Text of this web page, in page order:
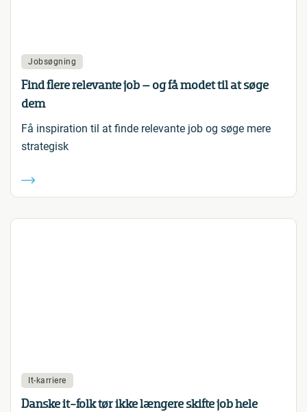
Jobsøgning
Find flere relevante job – og få modet til at søge
dem
Få inspiration til at finde relevante job og søge mere
strategisk
It-karriere
Danske it-folk tør ikke længere skifte job hele